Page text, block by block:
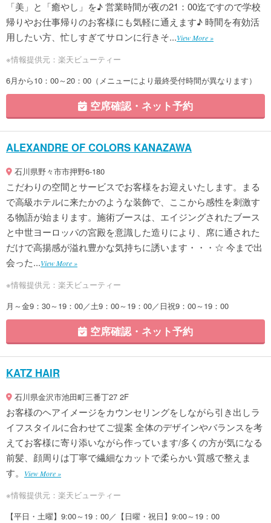
「美」と「癒やし」を♪ 営業時間が夜の21：00迄ですので学校
帰りやお仕事帰りのお客様にも気軽に通えます♪ 時間を有効活
用したい方、忙しすぎてサロンに行きそ...View More »
※情報提供元：楽天ビューティー
6月から10：00～20：00（メニューにより最終受付時間が異なります）
空席確認・ネット予約
ALEXANDRE OF COLORS KANAZAWA
石川県野々市市押野6-180
こだわりの空間とサービスでお客様をお迎えいたします。まる
で高級ホテルに来たかのような装飾で、ここから感性を刺激す
る物語が始まります。施術ブースは、エイジングされたブース
と中世ヨーロッパの宮殿を意識した造りにより、席に通された
だけで高揚感が溢れ豊かな気持ちに誘います・・・☆ 今まで出
会った...View More »
※情報提供元：楽天ビューティー
月～金9：30～19：00／土9：00～19：00／日祝9：00～19：00
空席確認・ネット予約
KATZ HAIR
石川県金沢市池田町三番丁27 2F
お客様のヘアイメージをカウンセリングをしながら引き出しラ
イフスタイルに合わせてご提案 全体のデザインやバランスを考
えてお客様に寄り添いながら作っています/多くの方が気になる
前髪、顔周りは丁寧で繊細なカットで柔らかい質感で整えま
す。
View More »
※情報提供元：楽天ビューティー
【平日・土曜】9:00～19：00／【日曜・祝日】9:00～19：00